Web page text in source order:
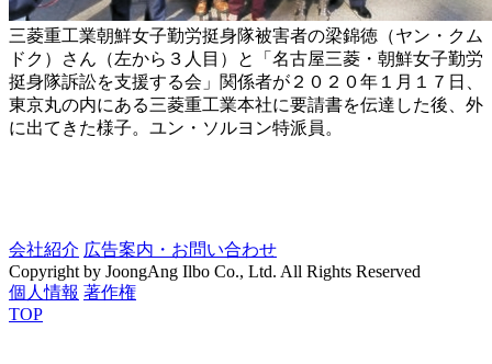
三菱重工業朝鮮女子勤労挺身隊被害者の梁錦徳（ヤン・クム
ドク）さん（左から３人目）と「名古屋三菱・朝鮮女子勤労
挺身隊訴訟を支援する会」関係者が２０２０年１月１７日、
東京丸の内にある三菱重工業本社に要請書を伝達した後、外
に出てきた様子。ユン・ソルヨン特派員。
会社紹介 広告案内・お問い合わせ
Copyright by JoongAng Ilbo Co., Ltd. All Rights Reserved
個人情報 著作権
TOP